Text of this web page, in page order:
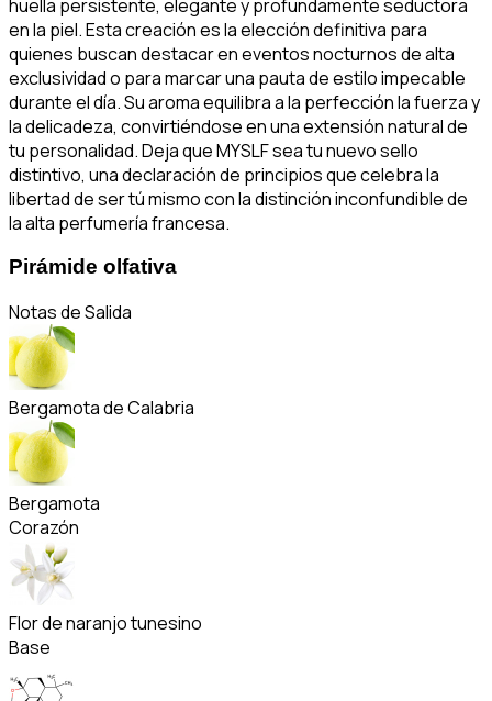
huella persistente, elegante y profundamente seductora
en la piel. Esta creación es la elección definitiva para
quienes buscan destacar en eventos nocturnos de alta
exclusividad o para marcar una pauta de estilo impecable
durante el día. Su aroma equilibra a la perfección la fuerza y
la delicadeza, convirtiéndose en una extensión natural de
tu personalidad. Deja que MYSLF sea tu nuevo sello
distintivo, una declaración de principios que celebra la
libertad de ser tú mismo con la distinción inconfundible de
la alta perfumería francesa.
Pirámide olfativa
Notas de Salida
Bergamota de Calabria
Bergamota
Corazón
Flor de naranjo tunesino
Base